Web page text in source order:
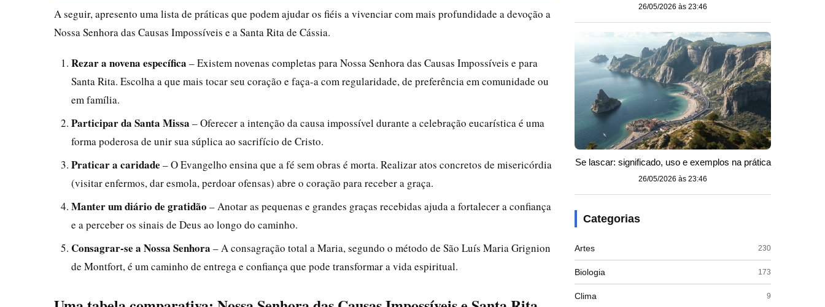
A seguir, apresento uma lista de práticas que podem ajudar os fiéis a vivenciar com mais profundidade a devoção a
Nossa Senhora das Causas Impossíveis e a Santa Rita de Cássia.
Rezar a novena específica – Existem novenas completas para Nossa Senhora das Causas Impossíveis e para
Santa Rita. Escolha a que mais tocar seu coração e faça-a com regularidade, de preferência em comunidade ou
em família.
Participar da Santa Missa – Oferecer a intenção da causa impossível durante a celebração eucarística é uma
forma poderosa de unir sua súplica ao sacrifício de Cristo.
Praticar a caridade – O Evangelho ensina que a fé sem obras é morta. Realizar atos concretos de misericórdia
(visitar enfermos, dar esmola, perdoar ofensas) abre o coração para receber a graça.
Manter um diário de gratidão – Anotar as pequenas e grandes graças recebidas ajuda a fortalecer a confiança
e a perceber os sinais de Deus ao longo do caminho.
Consagrar-se a Nossa Senhora – A consagração total a Maria, segundo o método de São Luís Maria Grignion
de Montfort, é um caminho de entrega e confiança que pode transformar a vida espiritual.
26/05/2026 às 23:46
Se lascar: significado, uso e exemplos na prática
26/05/2026 às 23:46
Categorias
Artes 230
Biologia 173
Clima 9